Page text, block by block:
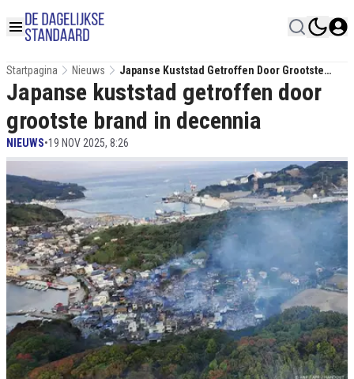
Startpagina Nieuws
Japanse Kuststad Getroffen Door Grootste
Brand In Decennia
Japanse kuststad getroffen door
grootste brand in decennia
NIEUWS•19 NOV 2025, 8:26